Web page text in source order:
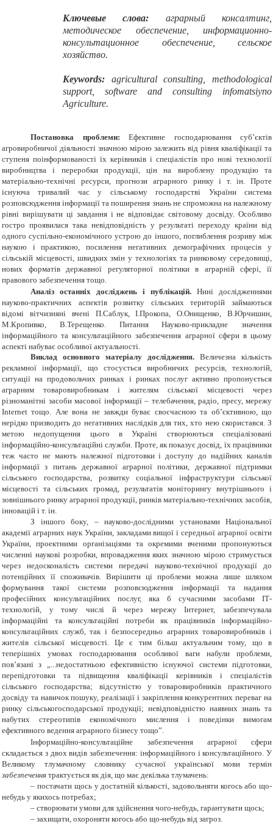
Ключевые слова: аграрный консалтинг,
методическое обеспечение, информационно-
консультационное обеспечение, сельское
хозяйство.
Keywords: agricultural consulting, methodological
support, software and consulting infomatsiyno
Agriculture.
Постановка проблеми:Ефективне господарювання суб’єктів
агровиробничої діяльності значною мірою залежить від рівня кваліфікації та
ступеня поінформованості їх керівників і спеціалістів про нові технології
виробництва і переробки продукції, цін на вироблену продукцію та
матеріально-технічні ресурси, прогнози аграрного ринку і т. ін. Проте
існуюча тривалий час у сільському господарстві України система
розповсюдження інформації та поширення знань не спроможна на належному
рівні вирішувати ці завдання і не відповідає світовому досвіду. Особливо
гостро проявилася така невідповідність у результаті переходу країни від
одного суспільно-економічного устрою до іншого, поглиблення розриву між
наукою і практикою, посилення негативних демографічних процесів у
сільській місцевості, швидких змін у технологіях та ринковому середовищі,
нових форматів державної регуляторної політики в аграрній сфері, її
правового забезпечення тощо.
Аналіз останніх досліджень і публікацій.Нині дослідженнями
науково-практичних аспектів розвитку сільських територій займаються
відомі вітчизняні вчені П.Саблук, І.Прокопа, О.Онищенко, В.Юрчишин,
М.Кропивко, В.Терещенко. Питання Науково-прикладне значення
інформаційного та консультаційного забезпечення аграрної сфери в цьому
аспекті набуває особливої актуальності.
Виклад основного матеріалу дослідження.Величезна кількість
рекламної інформації, що стосується виробничих ресурсів, технологій,
ситуації на продовольчих ринках і ринках послуг активно пропонується
аграрним товаровиробникам і жителям сільської місцевості через
різноманітні засоби масової інформації – телебачення, радіо, пресу, мережу
Internet тощо. Але вона не завжди буває своєчасною та об’єктивною, що
нерідко призводить до негативних наслідків для тих, хто нею скористався. З
метою недопущення цього в Україні створюються спеціалізовані
інформаційно-консультаційні служби. Проте, як показує досвід, їх працівники
теж часто не мають належної підготовки і доступу до надійних каналів
інформації з питань державної аграрної політики, державної підтримки
сільського господарства, розвитку соціальної інфраструктури сільської
місцевості та сільських громад, результатів моніторингу внутрішнього і
зовнішнього ринку аграрної продукції, ринків матеріально-технічних засобів,
інновацій і т. ін.
З іншого боку, –науково-дослідними установами Національної
академії аграрних наук України, закладами вищої і середньої аграрної освіти
України, проектними організаціями та окремими вченими пропонуються
численні наукові розробки, впровадження яких значною мірою стримується
через недосконалість системи передачі науково-технічної продукції до
потенційних її споживачів. Вирішити ці проблеми можна лише шляхом
формування такої системи розповсюдження інформації та надання
професійних консультаційних послуг, яка б сучасними засобами IТ-
технологій, у тому числі й через мережу Інтернет, забезпечувала
інформаційні та консультаційні потреби як працівників інформаційно-
консультаційних служб, так і безпосередньо аграрних товаровиробників і
жителів сільської місцевості. Це є тим більш актуальним тому, що в
теперішніх умовах господарювання особливої ваги набули проблеми,
пов’язані з „...недостатньою ефективністю існуючої системи підготовки,
перепідготовки та підвищення кваліфікації керівників і спеціалістів
сільського господарства; відсутністю у товаровиробників практичного
досвіду та навичок пошуку, реалізації і закріплення конкурентних переваг на
ринку сільськогосподарської продукції; невідповідністю наявних знань та
набутих стереотипів економічного мислення і поведінки вимогам
ефективного ведення аграрного бізнесу тощо”.
Інформаційно-консультаційне забезпечення аграрної сфери
складається з двох видів забезпечення: інформаційного і консультаційного. У
Великому тлумачному словнику сучасної української мови термін
забезпечення трактується як дія, що має декілька тлумачень:
– постачати щось у достатній кількості, задовольняти когось або що-
небудь у якихось потребах;
– створювати умови для здійснення чого-небудь, гарантувати щось;
– захищати, охороняти когось або що-небудь від загроз.